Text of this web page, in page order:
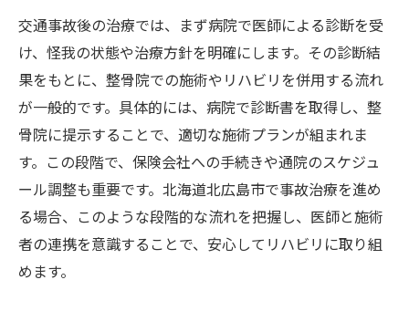
交通事故後の治療では、まず病院で医師による診断を受
け、怪我の状態や治療方針を明確にします。その診断結
果をもとに、整骨院での施術やリハビリを併用する流れ
が一般的です。具体的には、病院で診断書を取得し、整
骨院に提示することで、適切な施術プランが組まれま
す。この段階で、保険会社への手続きや通院のスケジュ
ール調整も重要です。北海道北広島市で事故治療を進め
る場合、このような段階的な流れを把握し、医師と施術
者の連携を意識することで、安心してリハビリに取り組
めます。